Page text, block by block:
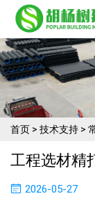
首页 > 技术支持 >
工程选材精
2026-05-27